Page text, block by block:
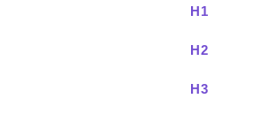
H1
H2
H3